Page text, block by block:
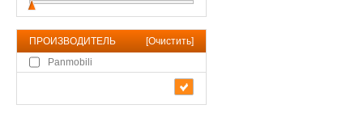
ПРОИЗВОДИТЕЛЬ [Очистить]
Panmobili